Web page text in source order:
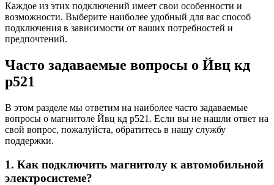
Каждое из этих подключений имеет свои особенности и
возможности. Выберите наиболее удобный для вас способ
подключения в зависимости от ваших потребностей и
предпочтений.
Часто задаваемые вопросы о Йвц кд
р521
В этом разделе мы ответим на наиболее часто задаваемые
вопросы о магнитоле Йвц кд р521. Если вы не нашли ответ на
свой вопрос, пожалуйста, обратитесь в нашу службу
поддержки.
1. Как подключить магнитолу к автомобильной
электросистеме?